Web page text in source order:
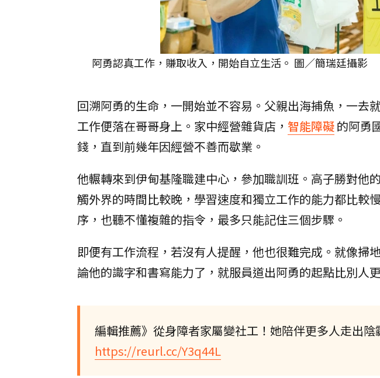
阿勇認真工作，賺取收入，開始自立生活。 圖／簡瑞廷攝影
回溯阿勇的生命，一開始並不容易。父親出海捕魚，一去
工作便落在哥哥身上。家中經營雜貨店， 智能障礙的阿勇
錢，直到前幾年因經營不善而歇業。
他輾轉來到伊甸基隆職建中心，參加職訓班。高子勝對他
觸外界的時間比較晚，學習速度和獨立工作的能力都比較
序，也聽不懂複雜的指令，最多只能記住三個步驟。
即便有工作流程，若沒有人提醒，他也很難完成。就像掃
論他的識字和書寫能力了，就服員道出阿勇的起點比別人
編輯推薦》從身障者家屬變社工！她陪伴更多人走出陰
https://reurl.cc/Y3q44L